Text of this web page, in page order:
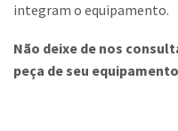
integram o equipamento.
Não deixe de nos
peça de seu